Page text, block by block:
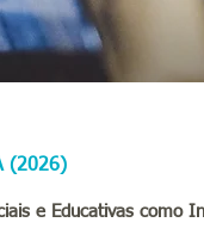
(2026)
e Educativas como In